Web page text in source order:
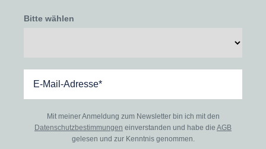
Bitte wählen
Mit meiner Anmeldung zum Newsletter bin ich mit den
Datenschutzbestimmungen einverstanden und habe die AGB
gelesen und zur Kenntnis genommen.